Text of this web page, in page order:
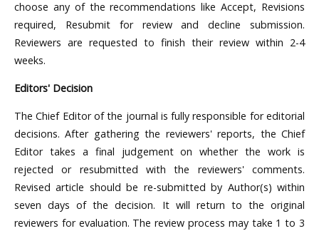
choose any of the recommendations like Accept, Revisions
required, Resubmit for review and decline submission.
Reviewers are requested to finish their review within 2-4
weeks.
Editors' Decision
The Chief Editor of the journal is fully responsible for editorial
decisions. After gathering the reviewers' reports, the Chief
Editor takes a final judgement on whether the work is
rejected or resubmitted with the reviewers' comments.
Revised article should be re-submitted by Author(s) within
seven days of the decision. It will return to the original
reviewers for evaluation. The review process may take 1 to 3